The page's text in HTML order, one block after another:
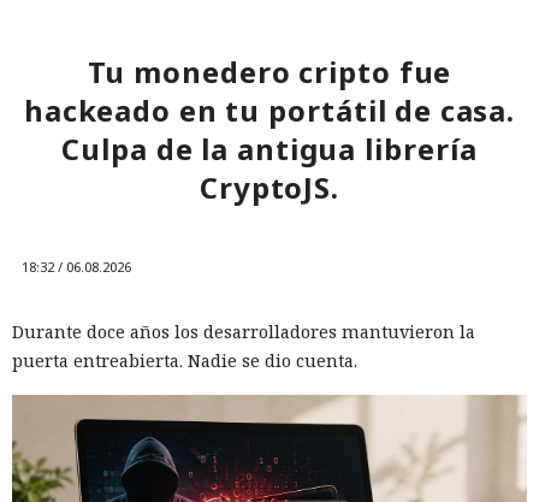
Tu monedero cripto fue
hackeado en tu portátil de casa.
Culpa de la antigua librería
CryptoJS.
18:32 / 06.08.2026
Durante doce años los desarrolladores mantuvieron la
puerta entreabierta. Nadie se dio cuenta.